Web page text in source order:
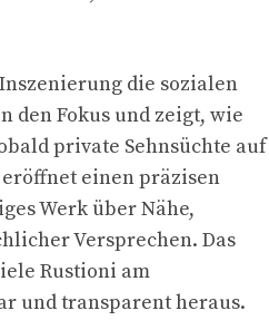
die sozialen
den Fokus und zeigt, wie
private Sehnsüchte auf
einen präzisen
Werk über Nähe,
Versprechen. Das
Rustioni am
und transparent heraus.